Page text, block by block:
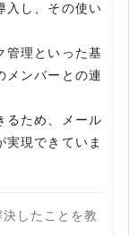
入し、その使い
管理といった基
メンバーとの連
るため、メール
実現できていま
したことを教